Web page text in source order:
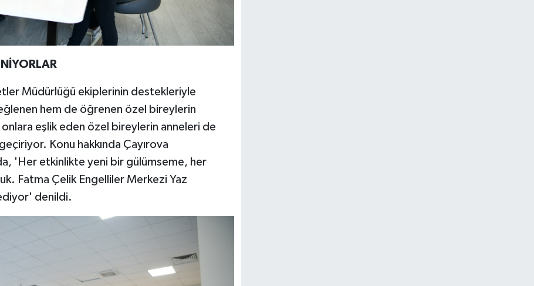
Müdürlüğü ekiplerinin destekleriyle
hem de öğrenen özel bireylerin
eşlik eden özel bireylerin anneleri de
Konu hakkında Çayırova
'Her etkinlikte yeni bir gülümseme, her
Fatma Çelik Engelliler Merkezi Yaz
denildi.